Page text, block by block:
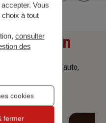
d'assurance, auto,
Vous
à tout
consulter
des
cookies
fermer